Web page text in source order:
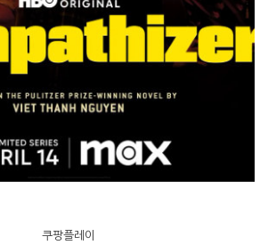
쿠팡플레이